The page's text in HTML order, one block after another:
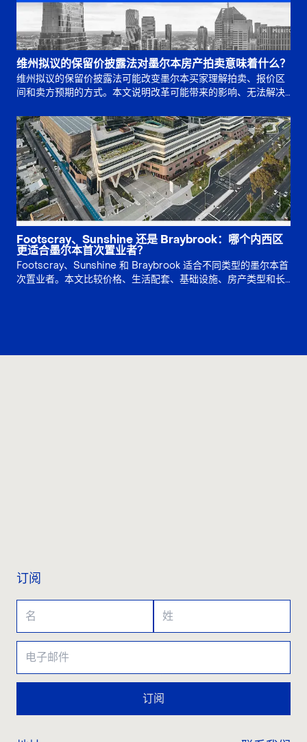
维州拟议的保留价披露法对墨尔本房产拍卖意味着什么？
维州拟议的保留价披露法可能改变墨尔本买家理解拍卖、报价区
间和卖方预期的方式。本文说明改革可能带来的影响、无法解决
Footscray、Sunshine 还是 Braybrook：哪个内西区
更适合墨尔本首次置业者？
Footscray、Sunshine 和 Braybrook 适合不同类型的墨尔本首
次置业者。本文比较价格、生活配套、基础设施、房产类型和长
订阅
订阅